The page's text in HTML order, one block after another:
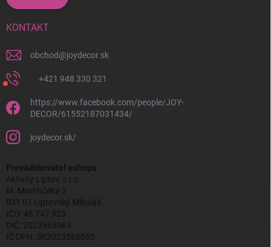
KONTAKT
obchod@joydecor.sk
+421 948 330 321
https://www.facebook.com/people/JOY-
DECOR/61552187031434/
joydecor.sk/
Prevádzkovateľ eshopu
Aktivity Liptov, s.r.o.
M. Martinčeka 2
031 01 Liptovský Mikuláš
IČO: 46 747 923
DIČ: 2023568063
IČ DPH: SK2023568063